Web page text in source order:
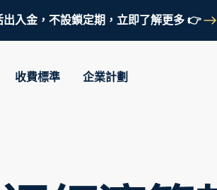
出入金，不設鎖定期，立即了解更多 👉
收費標準 企業計劃